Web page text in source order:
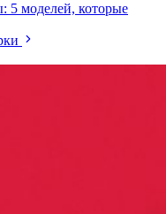
5 моделей, которые